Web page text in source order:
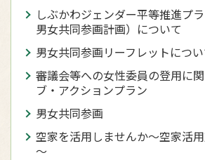
しぶかわジェンダー平等推進プ
男女共同参画計画）について
男女共同参画リーフレットにつ
審議会等への女性委員の登用に
ブ・アクションプラン
男女共同参画
空家を活用しませんか～空家活
～